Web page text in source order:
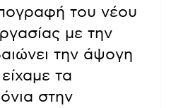
του νέου
με την
την άψογη
τα
στην